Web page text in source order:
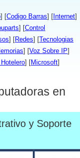
] [Codigo Barras] [ Internet]
] [Control
] [Redes] [Tecnologias
] [Voz Sobre IP]
] [Microsoft]
en
y Soporte